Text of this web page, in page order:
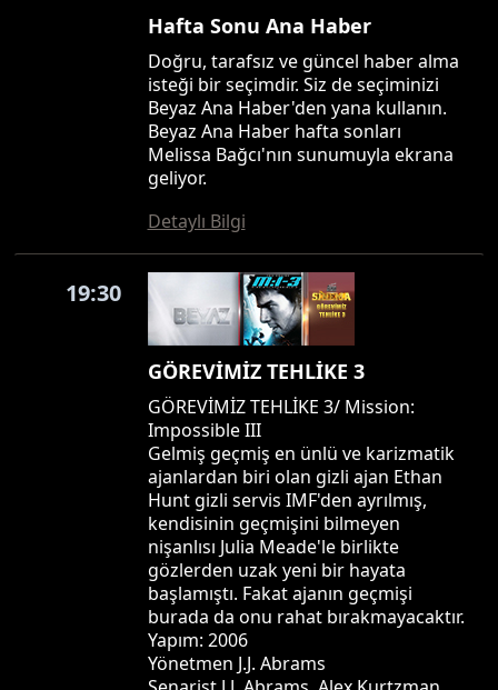
Hafta Sonu Ana Haber
Doğru, tarafsız ve güncel haber alma
isteği bir seçimdir. Siz de seçiminizi
Beyaz Ana Haber'den yana kullanın.
Beyaz Ana Haber hafta sonları
Melissa Bağcı'nın sunumuyla ekrana
geliyor.
Detaylı Bilgi
19:30
GÖREVİMİZ TEHLİKE 3
GÖREVİMİZ TEHLİKE 3/ Mission:
Impossible III
Gelmiş geçmiş en ünlü ve karizmatik
ajanlardan biri olan gizli ajan Ethan
Hunt gizli servis IMF'den ayrılmış,
kendisinin geçmişini bilmeyen
nişanlısı Julia Meade'le birlikte
gözlerden uzak yeni bir hayata
başlamıştı. Fakat ajanın geçmişi
burada da onu rahat bırakmayacaktır.
Yapım: 2006
Yönetmen J.J. Abrams